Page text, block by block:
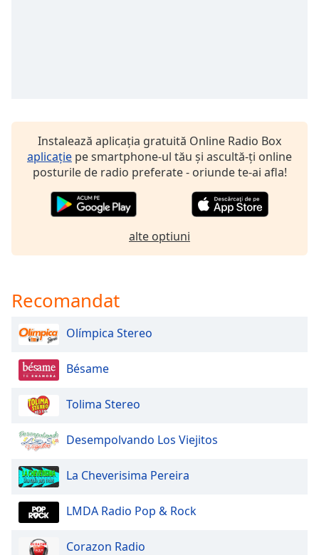
window.
Background
Color
Color
Opacity
Font
Instalează aplicația gratuită Online Radio Box
aplicație pe smartphone-ul tău și ascultă-ți online
posturile de radio preferate - oriunde te-ai afla!
alte optiuni
Recomandat
Olímpica Stereo
Bésame
Tolima Stereo
Desempolvando Los Viejitos
La Cheverisima Pereira
LMDA Radio Pop & Rock
Corazon Radio